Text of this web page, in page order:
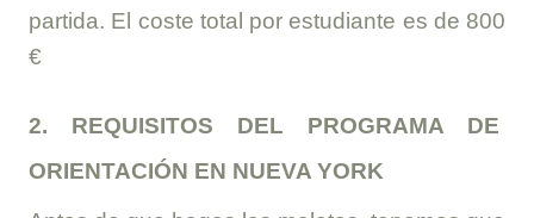
partida. El coste total por estudiante es de 800
€
2. REQUISITOS DEL PROGRAMA DE
ORIENTACIÓN EN NUEVA YORK